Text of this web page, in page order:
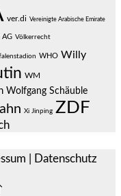
ver.di Vereinigte Arabische Emirate
AG Völkerrecht
WHO Willy
WM
Wolfgang Schäuble
Xi Jinping ZDF
Datenschutz